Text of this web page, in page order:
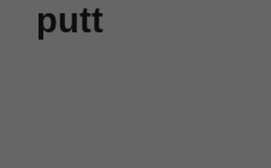
putt